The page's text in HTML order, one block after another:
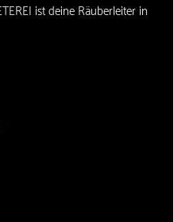
ist deine Räuberleiter in